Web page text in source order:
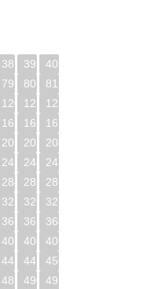
38 39
40
79 80
81
120 121
122
161 162
163
202 203
204
243 244
245
284 285
286
325 326
327
366 367
368
407 408
409
448 449
450
489 490
491